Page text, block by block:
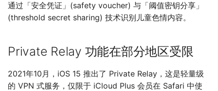
通过「安全凭证」(safety voucher) 与「阈值密钥分享」
(threshold secret sharing) 技术识别儿童色情内容。
Private Relay 功能在部分地区受限
2021年10月，iOS 15 推出了 Private Relay，这是轻量级
的 VPN 式服务，仅限于 iCloud Plus 会员在 Safari 中使